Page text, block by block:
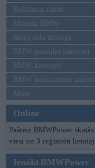
Reklāmas raksti
Mēneša BMW
Sērijveida tūnings
BMW pasaules jaunumi
BMW koncepti
BMW konkurentu
Moto
Online
Pašreiz BMWPower
viesi un 3 reģistrēti lietotāji.
Ienākt BMWPower